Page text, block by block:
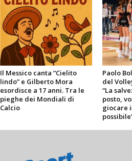
Il Messico canta “Cielito
lindo” e Gilberto Mora
esordisce a 17 anni. Tra le
pieghe dei Mondiali di
Calcio
Paolo
del
“La
posto,
giocare